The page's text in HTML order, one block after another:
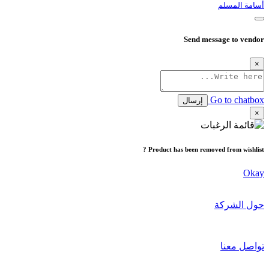
أسامة المسلم
Send message to vendor
×
Go to chatbox
إرسال
×
Product has been removed from wishlist ?
Okay
حول الشركة
تواصل معنا